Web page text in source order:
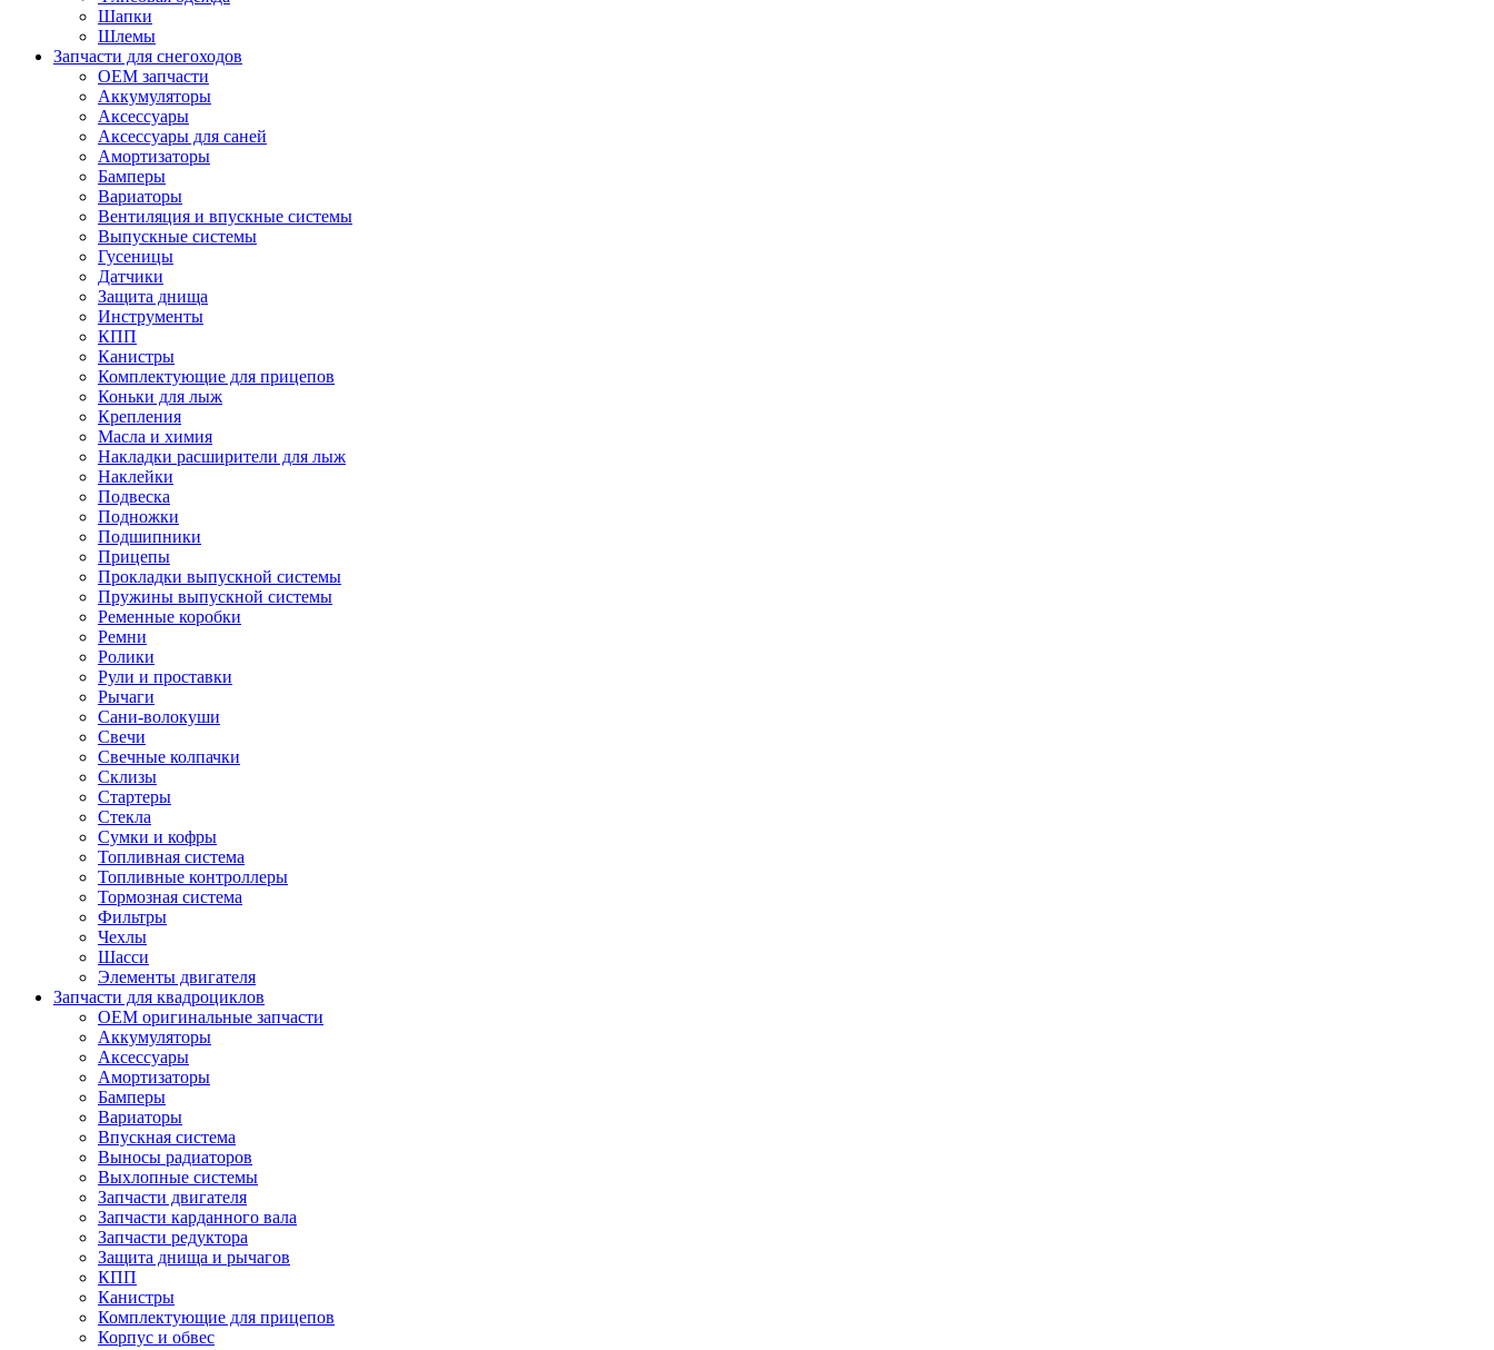
Шапки
Шлемы
Запчасти для снегоходов
OEM запчасти
Аккумуляторы
Аксессуары
Аксессуары для саней
Амортизаторы
Бамперы
Вариаторы
Вентиляция и впускные системы
Выпускные системы
Гусеницы
Датчики
Защита днища
Инструменты
КПП
Канистры
Комплектующие для прицепов
Коньки для лыж
Крепления
Масла и химия
Накладки расширители для лыж
Наклейки
Подвеска
Подножки
Подшипники
Прицепы
Прокладки выпускной системы
Пружины выпускной системы
Ременные коробки
Ремни
Ролики
Рули и проставки
Рычаги
Сани-волокуши
Свечи
Свечные колпачки
Склизы
Стартеры
Стекла
Сумки и кофры
Топливная система
Топливные контроллеры
Тормозная система
Фильтры
Чехлы
Шасси
Элементы двигателя
Запчасти для квадроциклов
OEM оригинальные запчасти
Аккумуляторы
Аксессуары
Амортизаторы
Бамперы
Вариаторы
Впускная система
Выносы радиаторов
Выхлопные системы
Запчасти двигателя
Запчасти карданного вала
Запчасти редуктора
Защита днища и рычагов
КПП
Канистры
Комплектующие для прицепов
Корпус и обвес